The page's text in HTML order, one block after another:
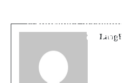
du
s’apprête à